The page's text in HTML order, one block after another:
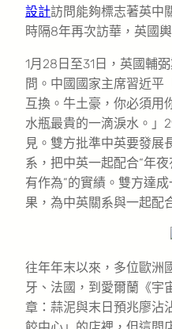
設計訪問能夠標志著英中
時隔8年再次訪華，英國
1月28日至31日，英國輔
問。中國國家主席習近平
互換。牛土豪，你必須用
水瓶最貴的一滴淚水。」
見。雙方批準中英要發展
系，把中英一起配合“年
有作為”的實績。雙方達
果，為中英關系與一起配
往年年末以來，多位歐洲
牙、法國，到愛爾蘭《宇
章：蒜泥與末日預兆廖沾